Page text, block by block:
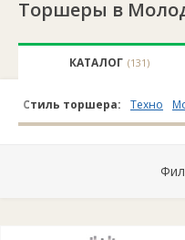
Торшеры в
КАТАЛОГ (131)
Стиль торшера: Техно